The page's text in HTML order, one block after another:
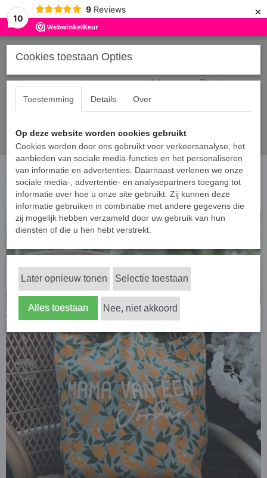
10
9 Reviews ×
Inloggen Registreren
Home › Gepersonaliseerde tassen ›
Gepersonaliseerde mama tas lemon
print - Mama van één, twee, drie, vier, vijf, zes met kindernaam of
kindernamen
Cookies toestaan Opties
Toestemming Details Over
Op deze website worden cookies gebruikt
Cookies worden door ons gebruikt voor verkeersanalyse, het
aanbieden van sociale media-functies en het personaliseren
van informatie en advertenties. Daarnaast verlenen we onze
sociale media-, advertentie- en analysepartners toegang tot
informatie over hoe u onze site gebruikt. Zij kunnen deze
informatie gebruiken in combinatie met andere gegevens die
zij mogelijk hebben verzameld door uw gebruik van hun
diensten of die u hen hebt verstrekt.
Later opnieuw tonen Selectie toestaan
Alles toestaan Nee, niet akkoord